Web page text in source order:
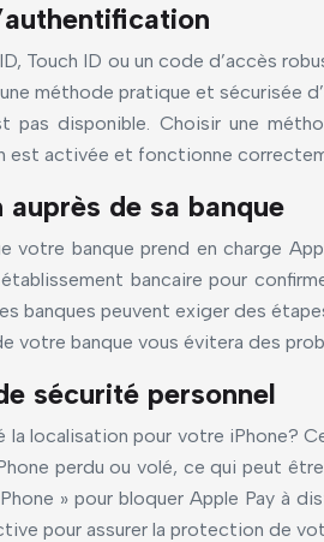
Touch ID ou un code d’accès
méthode pratique et sécurisée
pas disponible. Choisir une
est activée et fonctionne
de sa banque
votre banque prend en charge
bancaire pour
banques peuvent exiger des
votre banque vous évitera des
sécurité personnel
localisation pour votre iPhone?
perdu ou volé, ce qui peut
» pour bloquer Apple Pay à
pour assurer la protection de